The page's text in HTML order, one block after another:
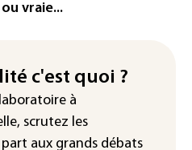
fin juillet, la
reconnectée au
autonomes: la
à leur
vraie...
c'est quoi ?
à
scrutez les
aux grands débats